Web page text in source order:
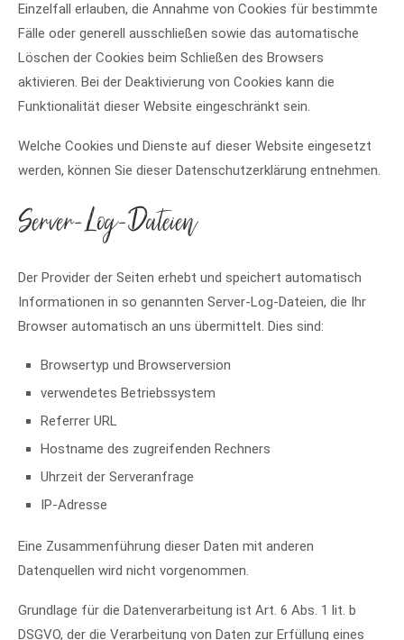
Einzelfall erlauben, die Annahme von Cookies für bestimmte
Fälle oder generell ausschließen sowie das automatische
Löschen der Cookies beim Schließen des Browsers
aktivieren. Bei der Deaktivierung von Cookies kann die
Funktionalität dieser Website eingeschränkt sein.
Welche Cookies und Dienste auf dieser Website eingesetzt
werden, können Sie dieser Datenschutzerklärung entnehmen.
Server-Log-Dateien
Der Provider der Seiten erhebt und speichert automatisch
Informationen in so genannten Server-Log-Dateien, die Ihr
Browser automatisch an uns übermittelt. Dies sind:
Browsertyp und Browserversion
verwendetes Betriebssystem
Referrer URL
Hostname des zugreifenden Rechners
Uhrzeit der Serveranfrage
IP-Adresse
Eine Zusammenführung dieser Daten mit anderen
Datenquellen wird nicht vorgenommen.
Grundlage für die Datenverarbeitung ist Art. 6 Abs. 1 lit. b
DSGVO, der die Verarbeitung von Daten zur Erfüllung eines